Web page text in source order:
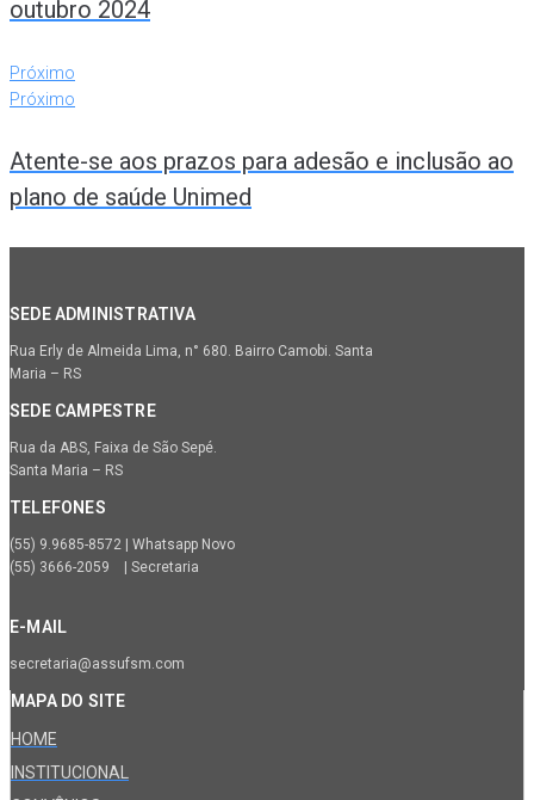
outubro 2024
Próximo
Próximo
Atente-se aos prazos para adesão e inclusão ao
plano de saúde Unimed
SEDE ADMINISTRATIVA
Rua Erly de Almeida Lima, n° 680. Bairro Camobi. Santa
Maria – RS
SEDE CAMPESTRE
Rua da ABS, Faixa de São Sepé.
Santa Maria – RS
TELEFONES
(55) 9.9685-8572 | Whatsapp Novo
(55) 3666-2059 | Secretaria
E-MAIL
secretaria@assufsm.com
MAPA DO SITE
HOME
INSTITUCIONAL